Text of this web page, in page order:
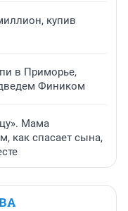
купив
в Приморье,
Фиником
Мама
как спасает сына,